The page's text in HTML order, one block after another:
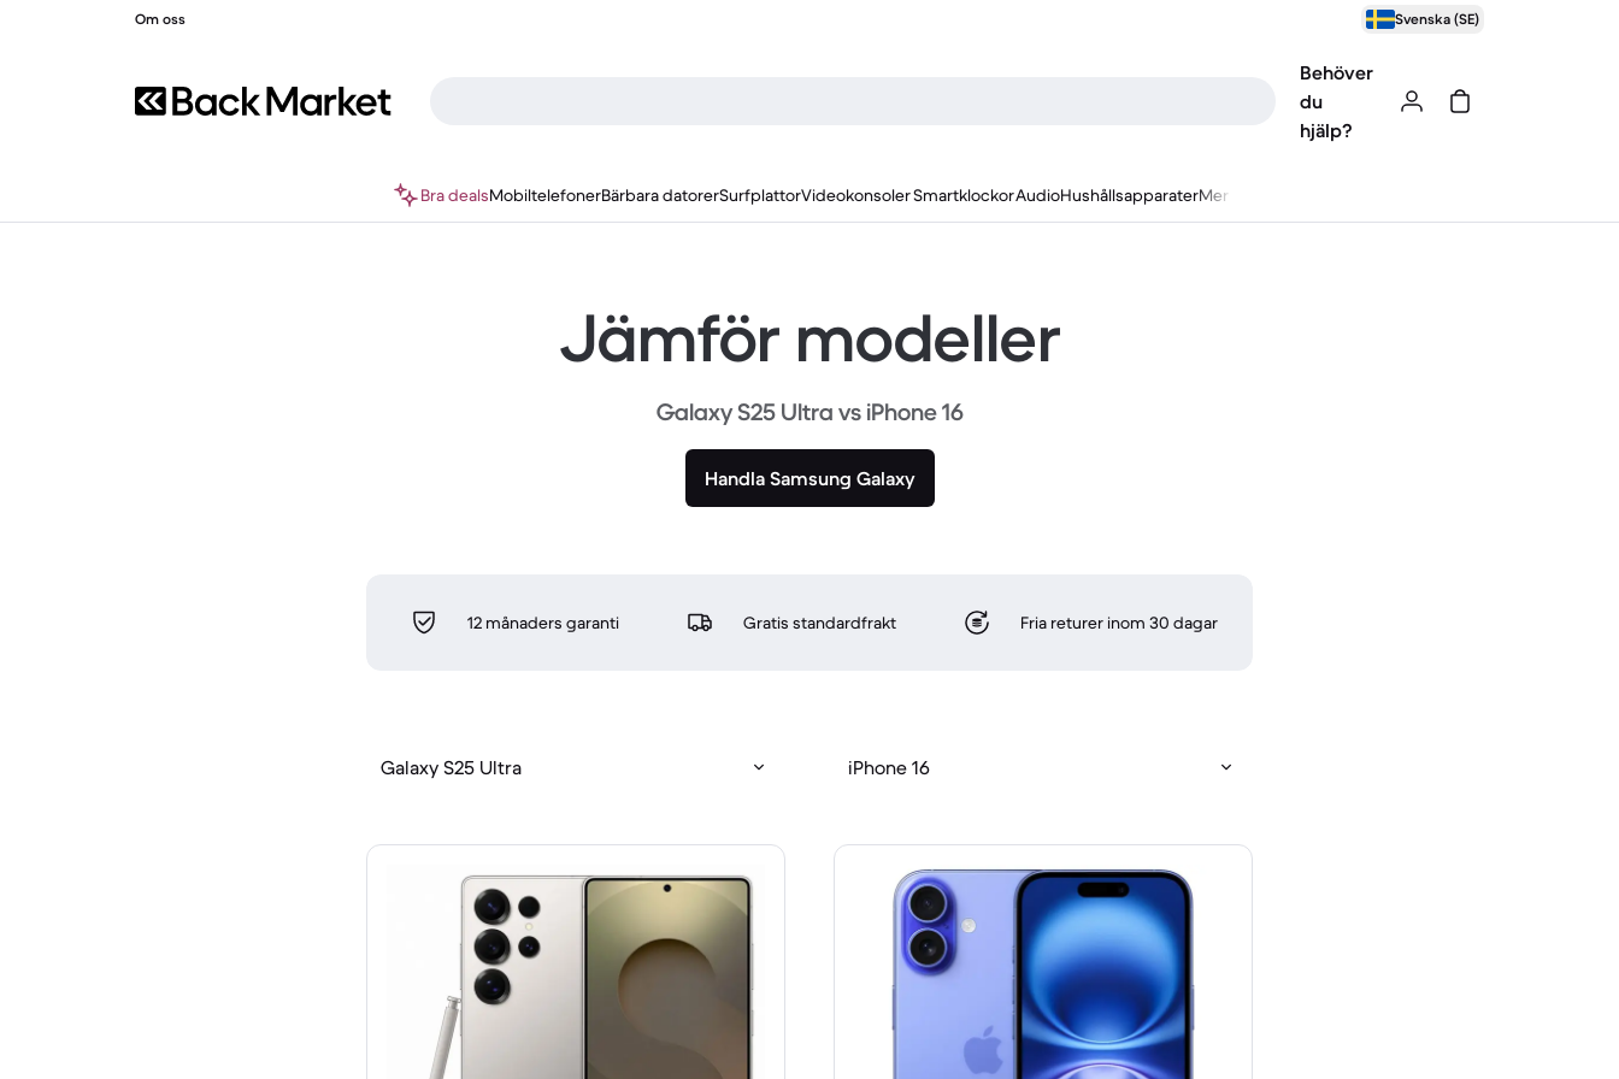
Om oss Svenska (SE)
Behöver
du
hjälp?
Bra dealsMobiltelefonerBärbara datorerSurfplattorVideokonsolerSmartklockorAudioHushållsapparaterMer
Jämför modeller
Galaxy S25 Ultra vs iPhone 16
Handla Samsung Galaxy
12 månaders garanti Gratis standardfrakt Fria returer inom 30 dagar
Galaxy S25 Ultra iPhone 16